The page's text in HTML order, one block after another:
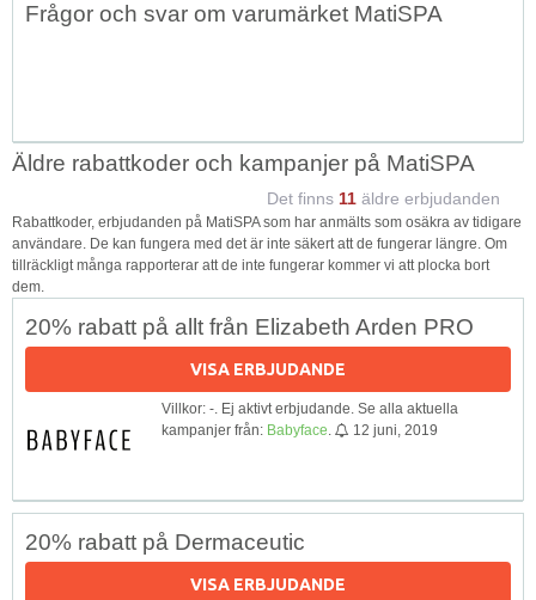
Frågor och svar om varumärket MatiSPA
Äldre rabattkoder och kampanjer på MatiSPA
Det finns 11 äldre erbjudanden
Rabattkoder, erbjudanden på MatiSPA som har anmälts som osäkra av tidigare
användare. De kan fungera med det är inte säkert att de fungerar längre. Om
tillräckligt många rapporterar att de inte fungerar kommer vi att plocka bort
dem.
20% rabatt på allt från Elizabeth Arden PRO
VISA ERBJUDANDE
Villkor: -. Ej aktivt erbjudande. Se alla aktuella
kampanjer från: Babyface 12 juni, 2019
20% rabatt på Dermaceutic
VISA ERBJUDANDE